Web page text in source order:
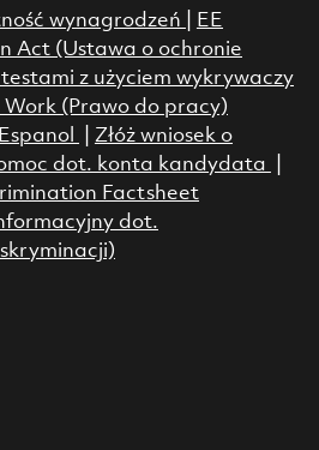
wynagrodzeń
EE
Act (Ustawa o ochronie
z użyciem wykrywaczy
Work (Prawo do pracy)
Złóż wniosek o
dot. konta kandydata
Factsheet
dot.